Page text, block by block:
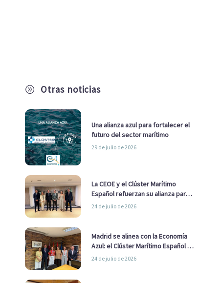
A Otras noticias
Una alianza azul para fortalecer el
futuro del sector marítimo
29 de julio de 2026
La CEOE y el Clúster Marítimo
Español refuerzan su alianza para
impulsar una estrategia Nacional
24 de julio de 2026
Madrid se alinea con la Economía
Azul: el Clúster Marítimo Español y
la Real Liga Naval avanzan alianzas
24 de julio de 2026